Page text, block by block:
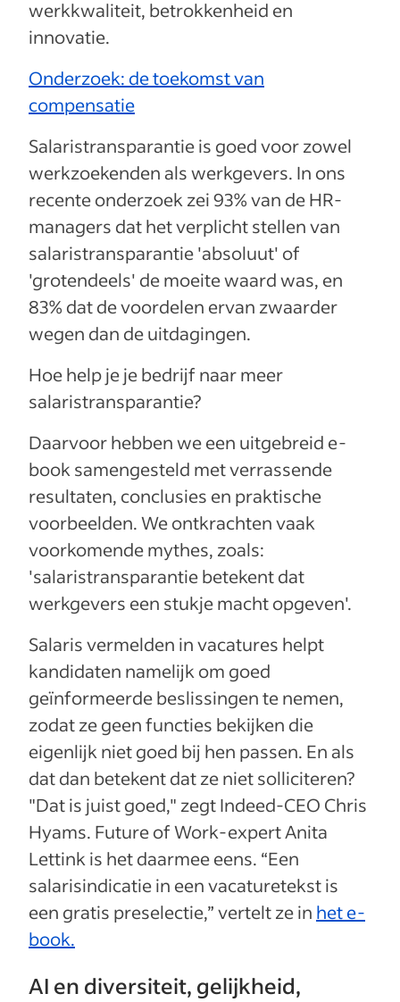
werkkwaliteit, betrokkenheid en
innovatie.
Onderzoek: de toekomst van
compensatie
Salaristransparantie is goed voor zowel
werkzoekenden als werkgevers. In ons
recente onderzoek zei 93% van de HR-
managers dat het verplicht stellen van
salaristransparantie 'absoluut' of
'grotendeels' de moeite waard was, en
83% dat de voordelen ervan zwaarder
wegen dan de uitdagingen.
Hoe help je je bedrijf naar meer
salaristransparantie?
Daarvoor hebben we een uitgebreid e-
book samengesteld met verrassende
resultaten, conclusies en praktische
voorbeelden. We ontkrachten vaak
voorkomende mythes, zoals:
'salaristransparantie betekent dat
werkgevers een stukje macht opgeven'.
Salaris vermelden in vacatures helpt
kandidaten namelijk om goed
geïnformeerde beslissingen te nemen,
zodat ze geen functies bekijken die
eigenlijk niet goed bij hen passen. En als
dat dan betekent dat ze niet solliciteren?
"Dat is juist goed," zegt Indeed-CEO Chris
Hyams. Future of Work-expert Anita
Lettink is het daarmee eens. “Een
salarisindicatie in een vacaturetekst is
een gratis preselectie,” vertelt ze in het e-
book.
AI en diversiteit, gelijkheid,